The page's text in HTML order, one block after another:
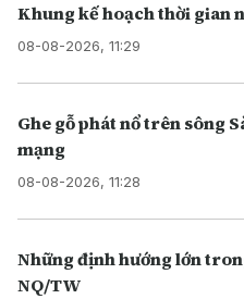
Khung kế hoạch thời gian
08-08-2026, 11:29
Ghe gỗ phát nổ trên sông
mạng
08-08-2026, 11:28
Những định hướng lớn
NQ/TW